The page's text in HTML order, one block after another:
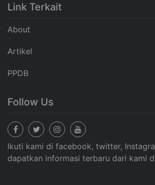
Link Terkait
About
Artikel
PPDB
Follow Us
Ikuti kami di facebook, twitter,
dapatkan informasi terbaru dari kami